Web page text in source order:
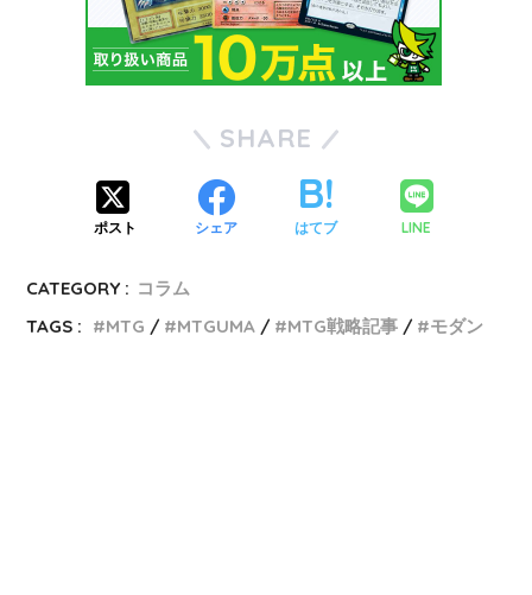
SHARE
ポスト シェア はてブ LINE
CATEGORY : コラム
TAGS :
MTG MTGUMA MTG戦略記事 モダン